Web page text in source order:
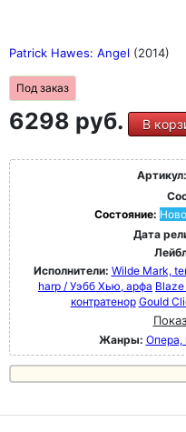
Patrick Hawes: Angel (2014)
Под заказ
6298 руб. В
Артикул:
Состояние:
Дата
Исполнители: Wilde Mark,
harp / Уэбб Хью, арфа
контратенор Gould
Жанры: Опера,